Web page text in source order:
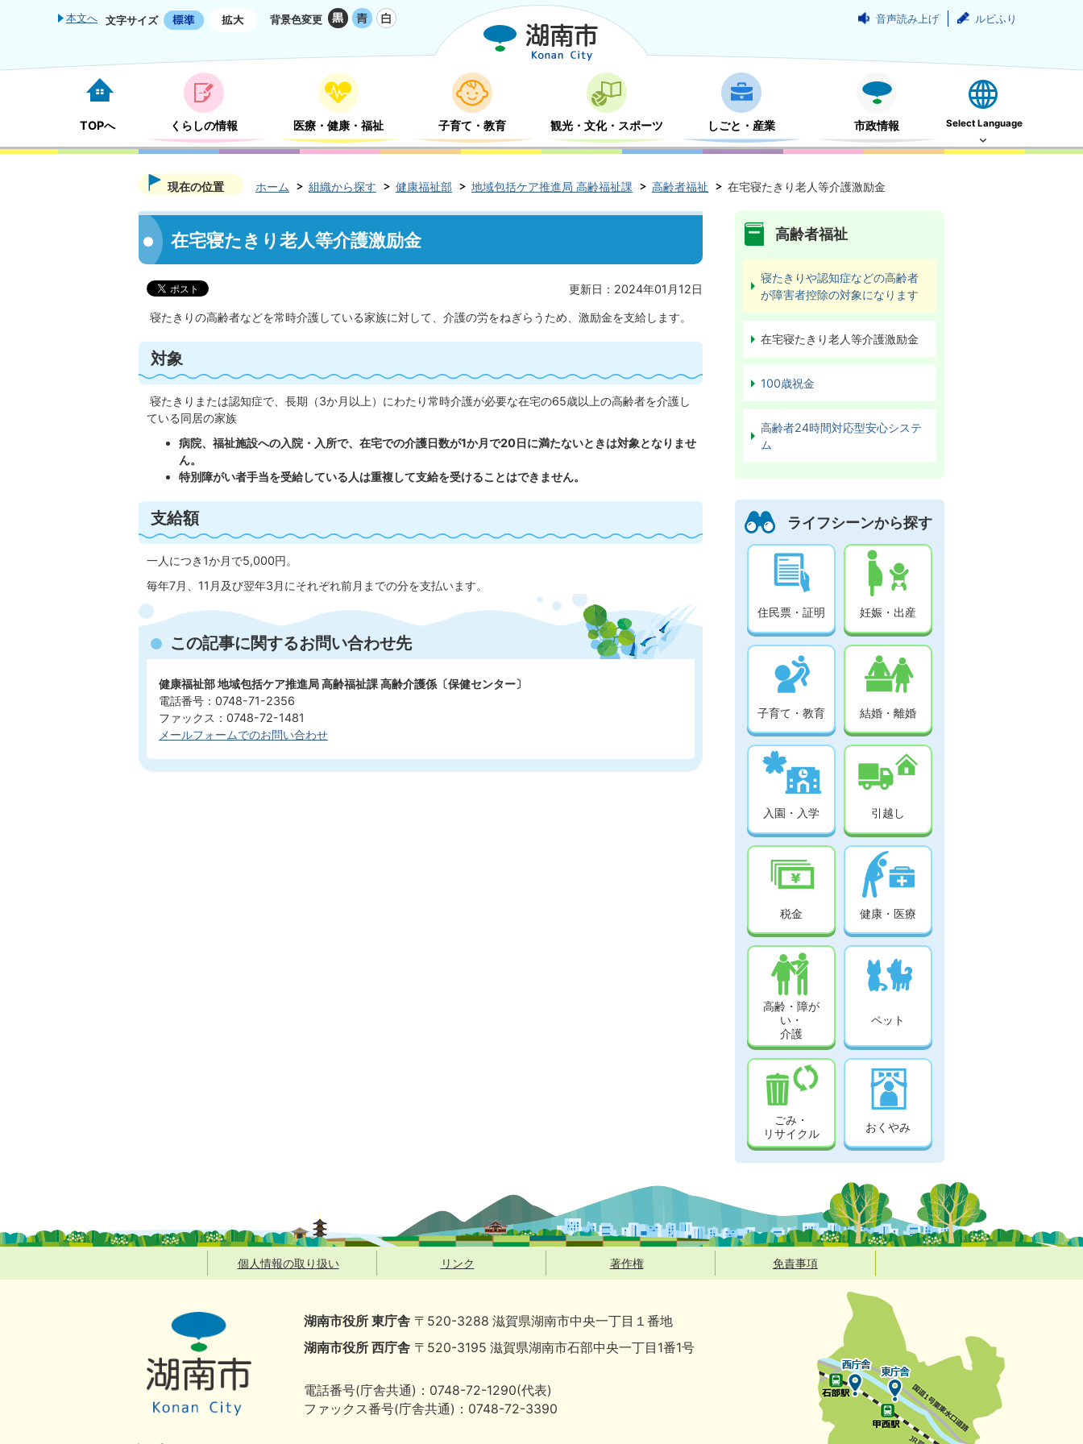
本文へ 文字サイズ 背景色変更 音声読み上げ ルビふり
TOPへ くらしの情報 医療・健康・福祉 子育て・教育 観光・文化・スポーツ しごと・産業 市政情報 Select Language
現在の位置 ホーム 組織から探す 健康福祉部 地域包括ケア推進局 高齢福祉課 高齢者福祉 在宅寝たきり老人等介護激励金
在宅寝たきり老人等介護激励金
更新日：2024年01月12日
寝たきりの高齢者などを常時介護している家族に対して、介護の労をねぎらうため、激励金を支給します。
対象
寝たきりまたは認知症で、長期（3か月以上）にわたり常時介護が必要な在宅の65歳以上の高齢者を介護し
ている同居の家族
病院、福祉施設への入院・入所で、在宅での介護日数が1か月で20日に満たないときは対象となりませ
ん。
特別障がい者手当を受給している人は重複して支給を受けることはできません。
支給額
一人につき1か月で5,000円。
毎年7月、11月及び翌年3月にそれぞれ前月までの分を支払います。
この記事に関するお問い合わせ先
健康福祉部 地域包括ケア推進局 高齢福祉課 高齢介護係〔保健センター〕
電話番号：0748-71-2356
ファックス：0748-72-1481
メールフォームでのお問い合わせ
高齢者福祉
寝たきりや認知症などの高齢者
が障害者控除の対象になります
在宅寝たきり老人等介護激励金
100歳祝金
高齢者24時間対応型安心システ
ム
ライフシーンから探す
住民票・証明 妊娠・出産
子育て・教育 結婚・離婚
入園・入学 引越し
税金 健康・医療
高齢・障が
い・
介護
ペット
ごみ・
リサイクル
おくやみ
個人情報の取り扱い リンク 著作権 免責事項
湖南市役所 東庁舎 〒520-3288 滋賀県湖南市中央一丁目１番地
湖南市役所 西庁舎 〒520-3195 滋賀県湖南市石部中央一丁目1番1号
電話番号(庁舎共通)：0748-72-1290(代表)
ファックス番号(庁舎共通)：0748-72-3390